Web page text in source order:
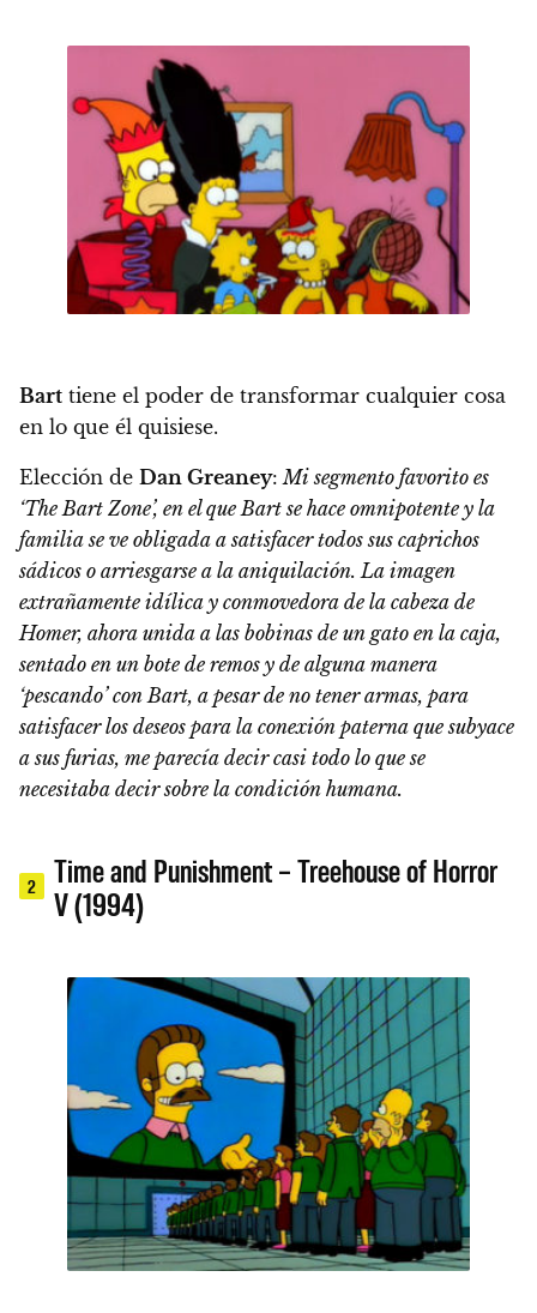
Bart tiene el poder de transformar cualquier cosa
en lo que él quisiese.
Elección de Dan Greaney: Mi segmento favorito es
‘The Bart Zone’, en el que Bart se hace omnipotente y la
familia se ve obligada a satisfacer todos sus caprichos
sádicos o arriesgarse a la aniquilación. La imagen
extrañamente idílica y conmovedora de la cabeza de
Homer, ahora unida a las bobinas de un gato en la caja,
sentado en un bote de remos y de alguna manera
‘pescando’ con Bart, a pesar de no tener armas, para
satisfacer los deseos para la conexión paterna que subyace
a sus furias, me parecía decir casi todo lo que se
necesitaba decir sobre la condición humana.
2
Time and Punishment – Treehouse of Horror
V (1994)